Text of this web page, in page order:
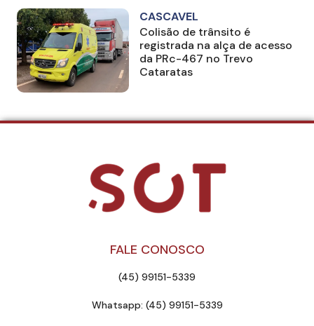
CASCAVEL
Colisão de trânsito é
registrada na alça de acesso
da PRc-467 no Trevo
Cataratas
FALE CONOSCO
(45) 99151-5339
Whatsapp: (45) 99151-5339